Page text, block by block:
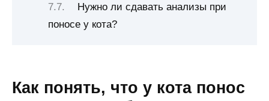
Нужно ли сдавать анализы при
поносе у кота?
Как понять, что у кота понос